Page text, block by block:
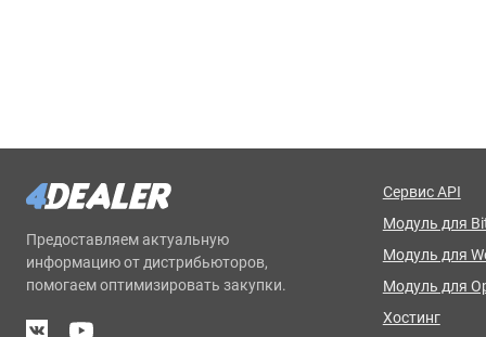
Предоставляем актуальную
информацию от дистрибьюторов,
помогаем оптимизировать закупки.
Сервис API
Модуль для
Модуль для
Модуль для
Хостинг